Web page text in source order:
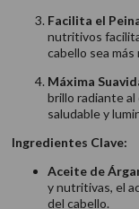
Facilita el
nutritivos
cabello sea
Máxima
brillo radiante al
saludable y
Ingredientes Clave:
Aceite de
y nutritivas, el
del cabello.